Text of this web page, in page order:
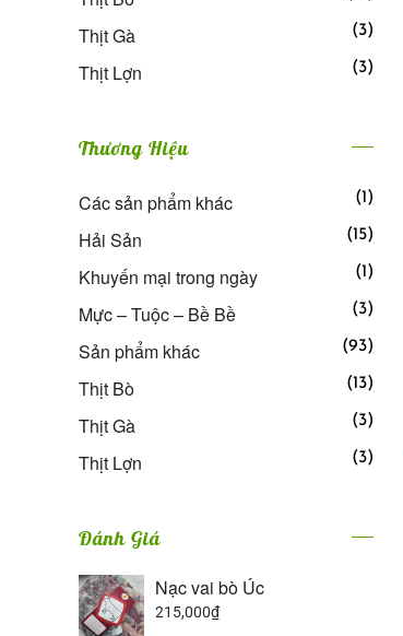
Thịt Gà (3)
Thịt Lợn (3)
Thương Hiệu
Các sản phẩm khác (1)
Hải Sản (15)
Khuyến mại trong ngày (1)
Mực – Tuộc – Bề Bề (3)
Sản phẩm khác (93)
Thịt Bò (13)
Thịt Gà (3)
Thịt Lợn (3)
Đánh Giá
Nạc vai bò Úc
215,000₫